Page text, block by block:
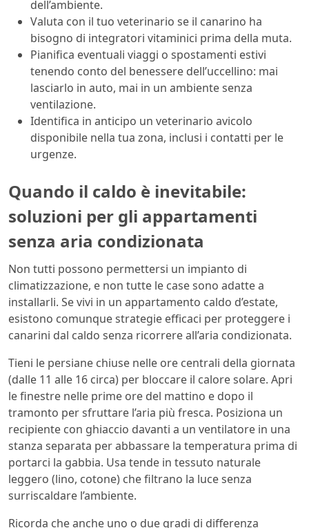
dell’ambiente.
Valuta con il tuo veterinario se il canarino ha
bisogno di integratori vitaminici prima della muta.
Pianifica eventuali viaggi o spostamenti estivi
tenendo conto del benessere dell’uccellino: mai
lasciarlo in auto, mai in un ambiente senza
ventilazione.
Identifica in anticipo un veterinario avicolo
disponibile nella tua zona, inclusi i contatti per le
urgenze.
Quando il caldo è inevitabile:
soluzioni per gli appartamenti
senza aria condizionata
Non tutti possono permettersi un impianto di
climatizzazione, e non tutte le case sono adatte a
installarli. Se vivi in un appartamento caldo d’estate,
esistono comunque strategie efficaci per proteggere i
canarini dal caldo senza ricorrere all’aria condizionata.
Tieni le persiane chiuse nelle ore centrali della giornata
(dalle 11 alle 16 circa) per bloccare il calore solare. Apri
le finestre nelle prime ore del mattino e dopo il
tramonto per sfruttare l’aria più fresca. Posiziona un
recipiente con ghiaccio davanti a un ventilatore in una
stanza separata per abbassare la temperatura prima di
portarci la gabbia. Usa tende in tessuto naturale
leggero (lino, cotone) che filtrano la luce senza
surriscaldare l’ambiente.
Ricorda che anche uno o due gradi di differenza